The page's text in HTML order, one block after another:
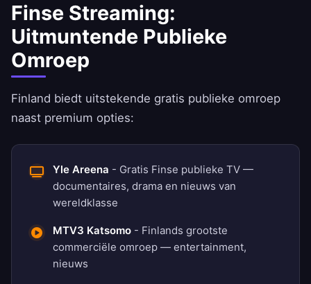
Finse Streaming:
Uitmuntende Publieke
Omroep
Finland biedt uitstekende gratis publieke omroep
naast premium opties:
Yle Areena - Gratis Finse publieke TV —
documentaires, drama en nieuws van
wereldklasse
MTV3 Katsomo - Finlands grootste
commerciële omroep — entertainment,
nieuws